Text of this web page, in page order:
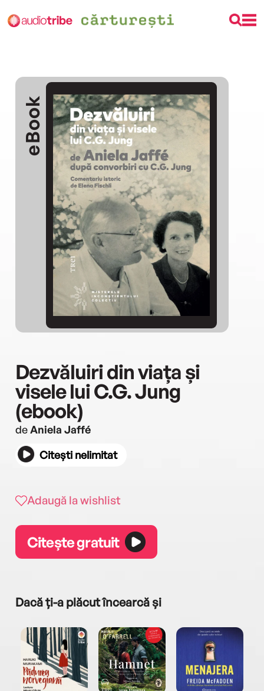
eBook
Dezvăluiri din viața și
visele lui C.G. Jung
(ebook)
deAniela Jaffé
Citești nelimitat
Adaugă la wishlist
Citește gratuit
Dacă ți-a plăcut încearcă și